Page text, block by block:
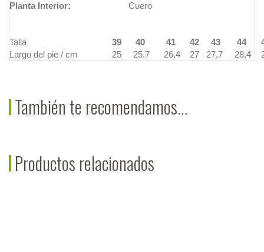
Planta Interior:
Cuero
Talla 39 40 41 42 43 44
Largo del pie / cm
25 25,7 26,4 27 27,7 28,4
También te recomendamos…
Productos relacionados